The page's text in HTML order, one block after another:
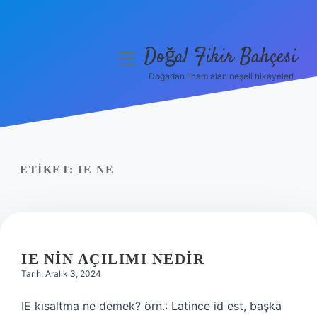
Yasal Uyarı
menüyüDoğal Fikir Bahçesi
Doğadan ilham alan neşeli hikayeler!
ETIKET: IE NE
IE NIN AÇILIMI NEDIR
Tarih: Aralık 3, 2024
IE kısaltma ne demek? örn.: Latince id est, başka